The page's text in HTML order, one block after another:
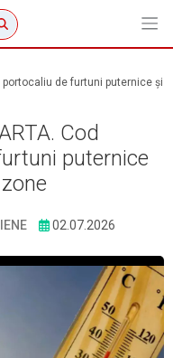
portocaliu de furtuni puternice și
Cod
puternice
02.07.2026